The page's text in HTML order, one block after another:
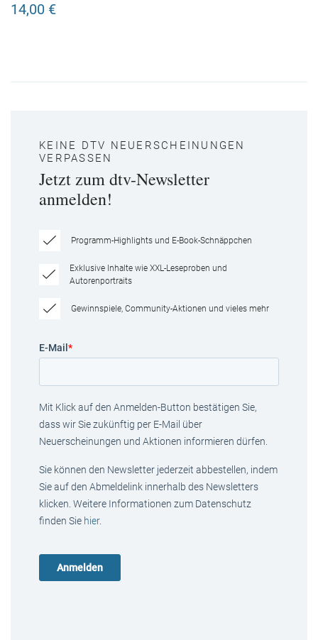
Zesel
14,00 €
KEINE DTV NEUERSCHEINUNGEN
VERPASSEN
Jetzt zum dtv-Newsletter
anmelden!
Programm-Highlights und E-Book-Schnäppchen
Exklusive Inhalte wie XXL-Leseproben und
Autorenportraits
Gewinnspiele, Community-Aktionen und vieles mehr
E-Mail *
Mit Klick auf den Anmelden-Button bestätigen Sie,
dass wir Sie zukünftig per E-Mail über
Neuerscheinungen und Aktionen informieren dürfen.
Sie können den Newsletter jederzeit abbestellen, indem
Sie auf den Abmeldelink innerhalb des Newsletters
klicken. Weitere Informationen zum Datenschutz
finden Sie hier.